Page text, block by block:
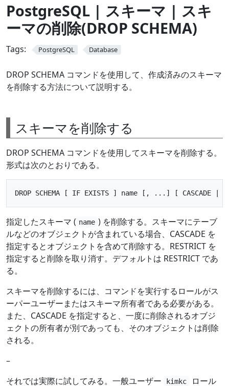
PostgreSQL | スキーマ | スキ
ーマの削除(DROP SCHEMA)
Tags: PostgreSQL Database
DROP SCHEMA コマンドを使用して、作成済みのスキーマ
を削除する方法について説明する。
スキーマを削除する
DROP SCHEMA コマンドを使用してスキーマを削除する。
形式は次のとおりである。
指定したスキーマ ( name ) を削除する。スキーマにテーブ
ルなどのオブジェクトが含まれている場合、CASCADE を
指定するとオブジェクトを含めて削除する。RESTRICT を
指定すると削除を取り消す。デフォルトは RESTRICT であ
る。
スキーマを削除するには、コマンドを実行するロールがス
ーパーユーザーまたはスキーマ所有者である必要がある。
また、CASCADE を指定すると、一度に削除されるオブジ
ェクトの所有者が別であっても、そのオブジェクトは削除
される。
–
それでは実際に試してみる。一般ユーザー
kimkc
ロール